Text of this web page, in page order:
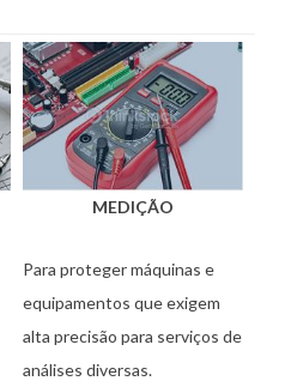
MEDIÇÃO
Para proteger máquinas e
equipamentos que exigem
alta precisão para serviços de
análises diversas.